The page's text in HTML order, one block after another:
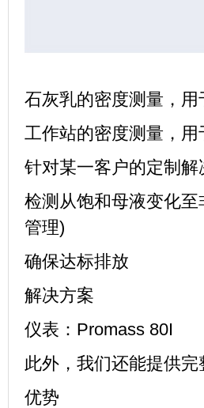
石灰乳的密度测量，
工作站的密度测量，
针对某一客户的定制
检测从饱和母液变化
管理)
确保达标排放
解决方案
仪表： Promass 80I
此外，我们还能提供
优势